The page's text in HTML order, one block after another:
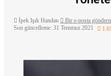
İpek Işık Handan Bir e-posta
Son güncelleme: 31 Temmuz 2021